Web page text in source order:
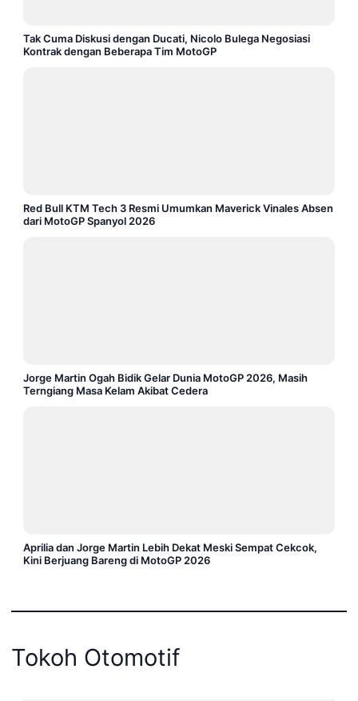
Tak Cuma Diskusi dengan Ducati, Nicolo Bulega Negosiasi
Kontrak dengan Beberapa Tim MotoGP
Red Bull KTM Tech 3 Resmi Umumkan Maverick Vinales Absen
dari MotoGP Spanyol 2026
Jorge Martin Ogah Bidik Gelar Dunia MotoGP 2026, Masih
Terngiang Masa Kelam Akibat Cedera
Aprilia dan Jorge Martin Lebih Dekat Meski Sempat Cekcok,
Kini Berjuang Bareng di MotoGP 2026
Tokoh Otomotif